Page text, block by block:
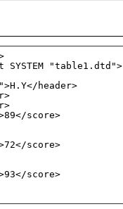
SYSTEM "table1.dtd">
header>
score>
score>
score>